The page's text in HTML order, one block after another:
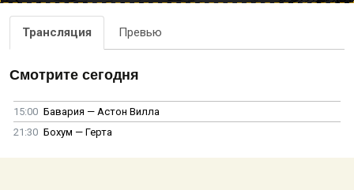
Трансляция Превью
Смотрите сегодня
15:00 Бавария — Астон Вилла
21:30 Бохум — Герта